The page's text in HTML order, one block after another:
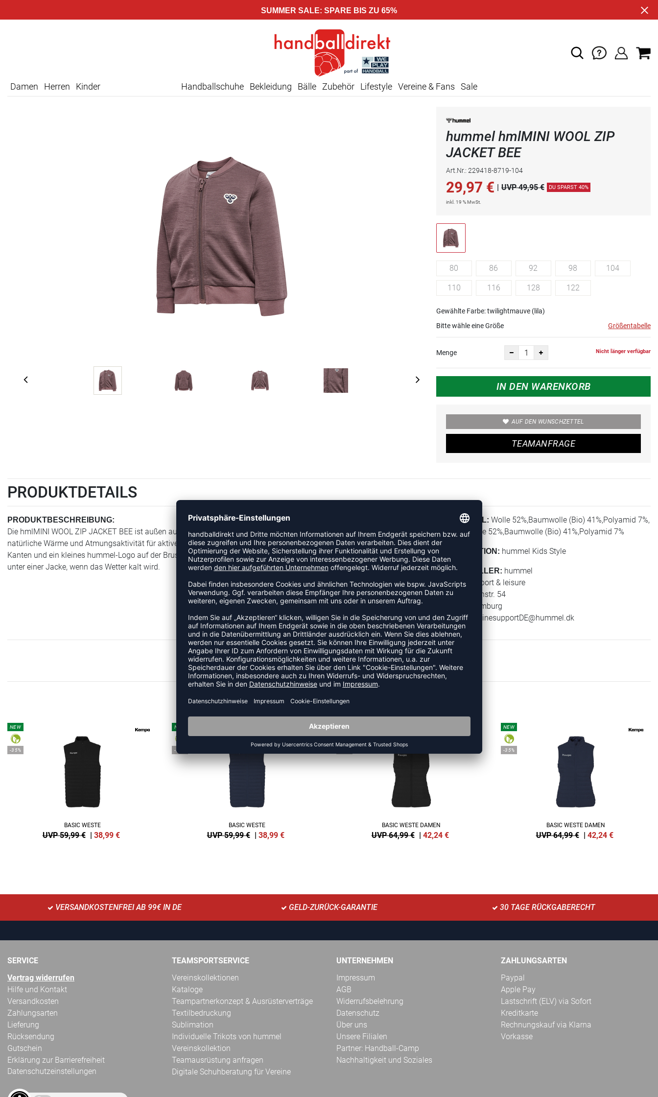
SUMMER SALE: SPARE BIS ZU 65%
Damen Herren Kinder Handballschuhe Bekleidung Bälle Zubehör Lifestyle Vereine & Fans Sale
hummel hmlMINI WOOL ZIP
JACKET BEE
Art.Nr.: 229418-8719-104
29,97 € | UVP 49,95 € DU SPARST 40%
inkl. 19 % MwSt.
80 86 92 98 104
110 116 128 122
Gewählte Farbe: twilightmauve (lila)
Bitte wähle eine Größe
Größentabelle
Menge Nicht länger verfügbar
IN DEN WARENKORB
AUF DEN WUNSCHZETTEL
TEAMANFRAGE
PRODUKTDETAILS
PRODUKTBESCHREIBUNG:
Die hmlMINI WOOL ZIP JACKET BEE ist außen aus warmer Wolle und innen aus weicher Bio-Baumwolle gefertigt und bietet
natürliche Wärme und Atmungsaktivität für aktive Kinder. Sie verfügt über einen praktischen Frontreißverschluss, gerippte
Kanten und ein kleines hummel-Logo auf der Brust. Perfekt als äußere Schicht an kühlen Tagen oder als zusätzliche Schicht
unter einer Jacke, wenn das Wetter kalt wird.
MATERIAL: Wolle 52%,Baumwolle (Bio) 41%,Polyamid 7%,
Total: Wolle 52%,Baumwolle (Bio) 41%,Polyamid 7%
KOLLEKTION: hummel Kids Style
HERSTELLER: hummel
hummel sport & leisure
Leverkusenstr. 54
22761 Hamburg
E-Mail:
onlinesupportDE@hummel.dk
ZULETZT ANGESEHEN
MEHR AUS DER KATEGORIE JACKEN
NEW
-35%
BASIC WESTE
UVP 59,99 € | 38,99 €
NEW
-35%
BASIC WESTE
UVP 59,99 € | 38,99 €
NEW
BASIC WESTE DAMEN
UVP 64,99 € | 42,24 €
NEW
-35%
BASIC WESTE DAMEN
UVP 64,99 € | 42,24 €
VERSANDKOSTENFREI AB 99€ IN DE GELD-ZURÜCK-GARANTIE 30 TAGE RÜCKGABERECHT
SERVICE
Vertrag widerrufen
Hilfe und Kontakt
Versandkosten
Zahlungsarten
Lieferung
Rücksendung
Gutschein
Erklärung zur Barrierefreiheit
Datenschutzeinstellungen
TEAMSPORTSERVICE
Vereinskollektionen
Kataloge
Teampartnerkonzept & Ausrüsterverträge
Textilbedruckung
Sublimation
Individuelle Trikots von hummel
Vereinskollektion
Teamausrüstung anfragen
Digitale Schuhberatung für Vereine
UNTERNEHMEN
Impressum
AGB
Widerrufsbelehrung
Datenschutz
Über uns
Unsere Filialen
Partner: Handball-Camp
Nachhaltigkeit und Soziales
ZAHLUNGSARTEN
Paypal
Apple Pay
Lastschrift (ELV) via Sofort
Kreditkarte
Rechnungskauf via Klarna
Vorkasse